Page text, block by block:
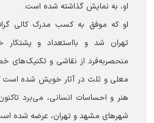
او، به نمایش گذاشته شده است.
او که موفق به کسب مدرک کالی
تهران شد و بااستعداد و
منحصربه‌فرد از نقاشی و تکنیک‌های
معلی و ثلث در آثار خویش شده است
هنر و احساسات انسانی، می‌برد
شهرهای مشهد و تهران، عرضه شده